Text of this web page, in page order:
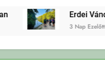
Erdei
3 Nap Ezelőtt